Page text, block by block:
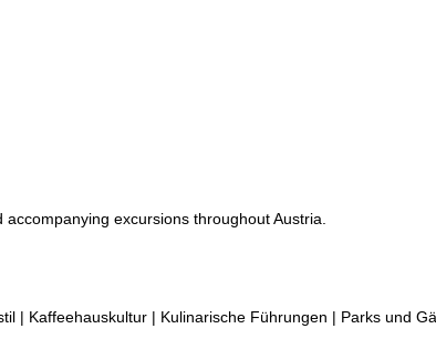
excursions throughout Austria.
| Kaffeehauskultur | Kulinarische Führungen | Parks und